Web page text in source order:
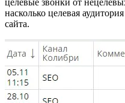
целевые звонки от
насколько целевая
сайта.